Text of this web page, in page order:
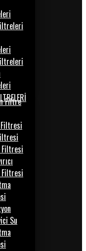
Filtre
Filtresi
Filtresi
Su